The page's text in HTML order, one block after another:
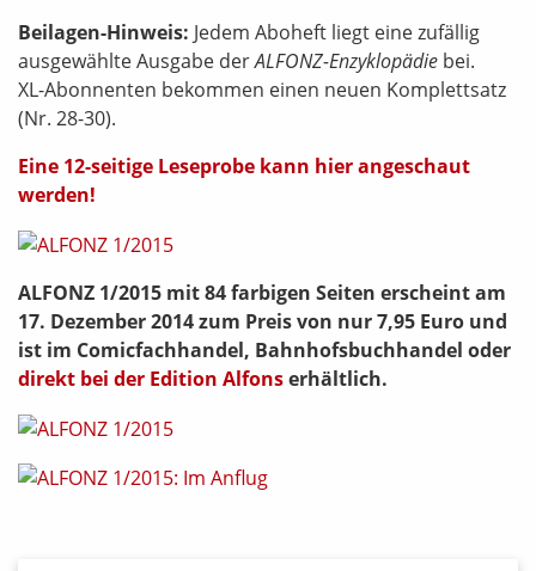
Beilagen-Hinweis: Jedem Aboheft liegt eine zufällig
ausgewählte Ausgabe derALFONZ-Enzyklopädie bei.
XL-Abonnenten bekommen einen neuen Komplettsatz
(Nr. 28-30).
Eine 12-seitige Leseprobe kann hier angeschaut
werden!
ALFONZ 1/2015 mit 84 farbigen Seiten erscheint am
17. Dezember 2014 zum Preis von nur 7,95 Euro und
ist im Comicfachhandel, Bahnhofsbuchhandel oder
direkt bei der Edition Alfonserhältlich.